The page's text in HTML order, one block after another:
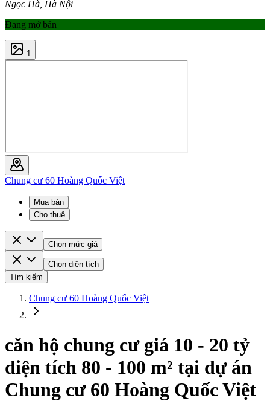
Ngọc Hà, Hà Nội
Đang mở bán
1
Chung cư 60 Hoàng Quốc Việt
Mua bán
Cho thuê
Chọn mức giá
Chọn diện tích
Tìm kiếm
Chung cư 60 Hoàng Quốc Việt
căn hộ chung cư giá 10 - 20 tỷ
diện tích 80 - 100 m² tại dự án
Chung cư 60 Hoàng Quốc Việt